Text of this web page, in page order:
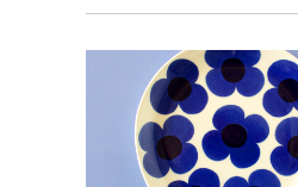
スープカップ
そば猪口・フリーカップ
ココット
薬味入れ
オーナメント
クリーマー
バス・洗面用品
家具小物
小物入れ
ペンダントトップ
すべて見る